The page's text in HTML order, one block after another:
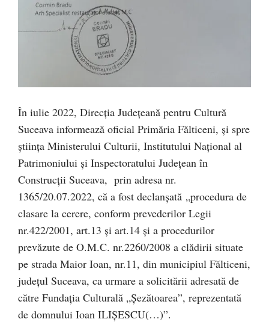
În iulie 2022, Direcția Județeană pentru Cultură
Suceava informează oficial Primăria Fălticeni, și spre
știința Ministerului Culturii, Institutului Național al
Patrimoniului și Inspectoratului Județean în
Construcții Suceava, prin adresa nr.
1365/20.07.2022, că a fost declanșată „procedura de
clasare la cerere, conform prevederilor Legii
nr.422/2001, art.13 și art.14 și a procedurilor
prevăzute de O.M.C. nr.2260/2008 a clădirii situate
pe strada Maior Ioan, nr.11, din municipiul Fălticeni,
județul Suceava, ca urmare a solicitării adresată de
către Fundația Culturală „Șezătoarea”, reprezentată
de domnului Ioan ILIȘESCU(…)”.